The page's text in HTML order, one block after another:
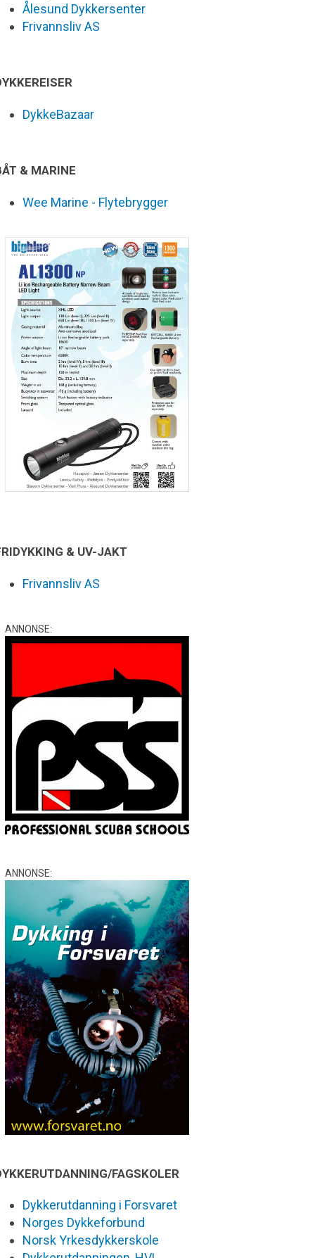
Ålesund Dykkersenter
Frivannsliv AS
DykkeBazaar
& MARINE
Wee Marine - Flytebrygger
& UV-JAKT
Frivannsliv AS
ANNONSE:
ANNONSE:
FAGSKOLER
Dykkerutdanning i Forsvaret
Norges Dykkeforbund
Norsk Yrkesdykkerskole